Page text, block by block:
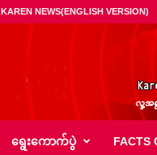
KAREN NEWS(ENGLISH VERSION)
ရွေး‌ကောက်ပွဲ FACTS